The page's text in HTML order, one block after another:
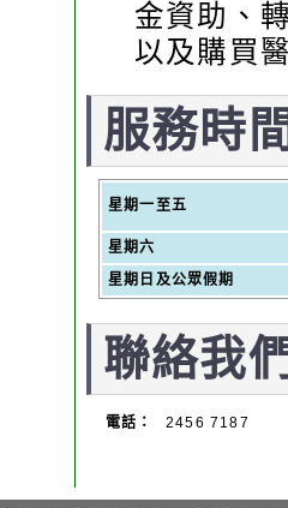
金資助、
以及購買
服務時
星期一至五
星期六
星期日及公眾假期
聯絡我
電話： 2456 7187